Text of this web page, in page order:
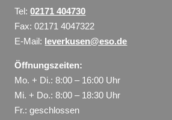
Tel:02171 404730
Fax: 02171 4047322
E-Mail: leverkusen@eso.de
Öffnungszeiten:
Mo. + Di.: 8:00 – 16:00 Uhr
Mi. + Do.: 8:00 – 18:30 Uhr
Fr.: geschlossen